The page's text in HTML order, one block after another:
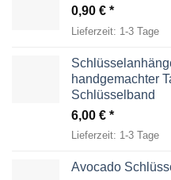
0,90 €
Lieferzeit: 1-3 Tage
handgemachter
Schlüsselband
6,00 €
Lieferzeit: 1-3 Tage
Avocado